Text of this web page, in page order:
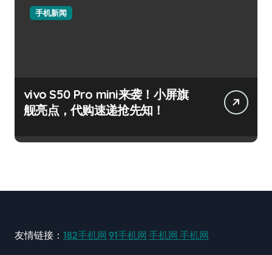
手机新闻
vivo S50 Pro mini来袭！小屏旗
舰亮点，代购速递抢先知！
友情链接： 182手机网 91手机网 手机网 手机网